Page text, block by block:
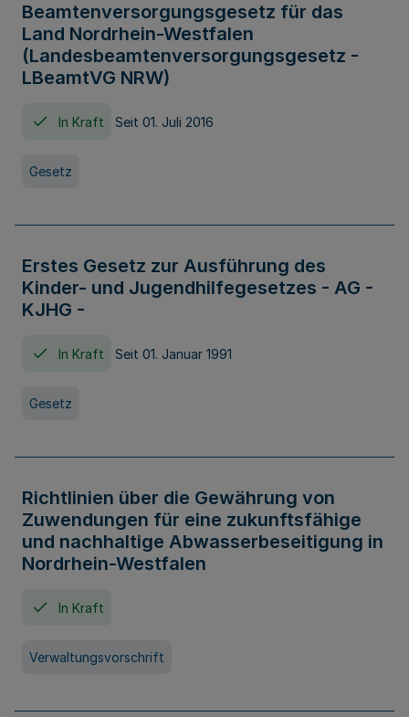
Beamtenversorgungsgesetz für das
Land Nordrhein-Westfalen
(Landesbeamtenversorgungsgesetz -
LBeamtVG NRW)
In Kraft Seit 01. Juli 2016
Gesetz
Erstes Gesetz zur Ausführung des
Kinder- und Jugendhilfegesetzes - AG -
KJHG -
In Kraft Seit 01. Januar 1991
Gesetz
Richtlinien über die Gewährung von
Zuwendungen für eine zukunftsfähige
und nachhaltige Abwasserbeseitigung in
Nordrhein-Westfalen
In Kraft
Verwaltungsvorschrift